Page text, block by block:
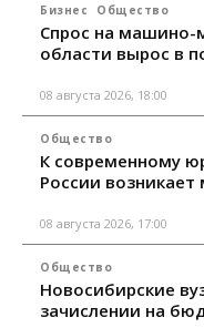
Бизнес Общество
Спрос на машино-
области вырос в
08 августа 2026, 18:00
Общество
К современному
России возникает
08 августа 2026, 17:00
Общество
Новосибирские
зачислении на